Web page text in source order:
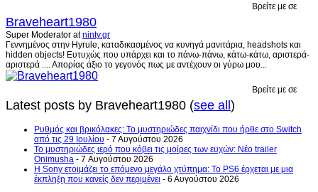
Βρείτε με σε
Braveheart1980
Super Moderator atninty.gr
Γεννημένος στην Hyrule, καταδικασμένος να κυνηγά μανιτάρια, headshots και
hidden objects! Ευτυχώς που υπάρχει και το πάνω-πάνω, κάτω-κάτω, αριστερά-
αριστερά .... Απορίας άξιο το γεγονός πως με αντέχουν οι γύρω μου...
Βρείτε με σε
Latest posts by Braveheart1980 (see all)
Ρυθμός και βρικόλακες: Το μυστηριώδες παιχνίδι που ήρθε στο Switch
από τις 29 Ιουλίου - 7 Αυγούστου 2026
Το μυστηριώδες ιερό που κόβει τις μοίρες των ευχών: Νέο trailer
Onimusha - 7 Αυγούστου 2026
Η Sony ετοιμάζει το επόμενο μεγάλο χτύπημα: Το PS6 έρχεται με μια
έκπληξη που κανείς δεν περιμένει - 6 Αυγούστου 2026